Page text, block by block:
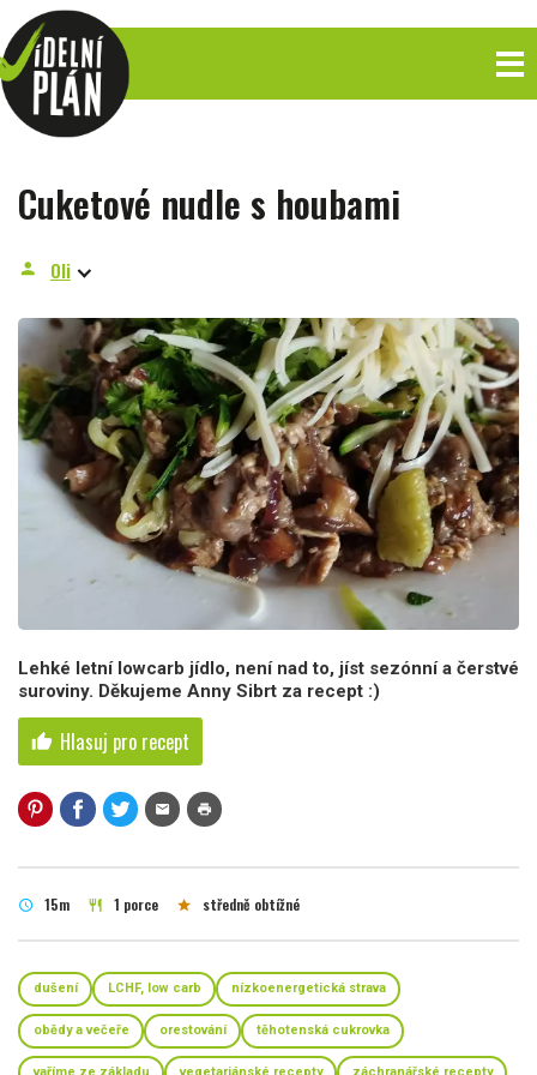
Cuketové nudle s houbami
person Oli
Lehké letní lowcarb jídlo, není nad to, jíst sezónní a čerstvé
suroviny. Děkujeme Anny Sibrt za recept :)
thumb_up Hlasuj pro recept
mail print
schedule 15m restaurant 1 porce star středně obtížné
dušení LCHF, low carb nízkoenergetická strava
obědy a večeře orestování těhotenská cukrovka